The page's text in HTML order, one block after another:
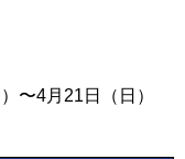
〜4月21日（日）